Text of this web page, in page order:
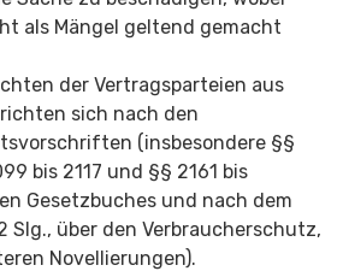
als Mängel geltend gemacht
der Vertragsparteien aus
sich nach den
(insbesondere §§
bis 2117 und §§ 2161 bis
Gesetzbuches und nach dem
Slg., über den Verbraucherschutz,
Novellierungen).